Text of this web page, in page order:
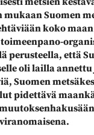
Suomen
koko
perusteella, että
oli lailla
Suomen
pidettävä